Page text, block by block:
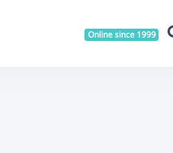
Online since 1999